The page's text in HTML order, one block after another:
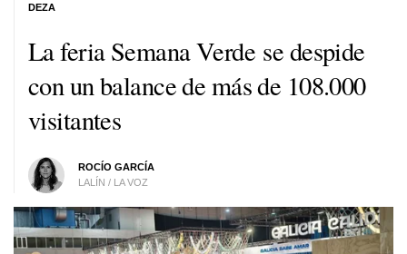
La feria Semana Verde se despide
con un balance de más de 108.000
visitantes
ROCÍO GARCÍA
LALÍN / LA VOZ
DEZA